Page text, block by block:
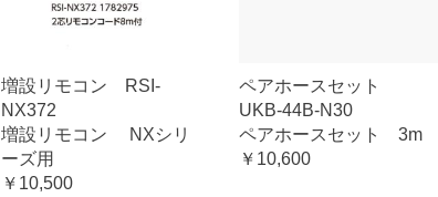
増設リモコン RSI-
NX372
増設リモコン NXシリ
ーズ用
￥10,500
ペアホースセット
UKB-44B-N30
ペアホースセット 3m
￥10,600